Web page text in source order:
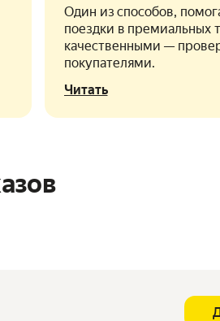
Один из способов,
поездки в премиальных
качественными —
покупателями.
Читать